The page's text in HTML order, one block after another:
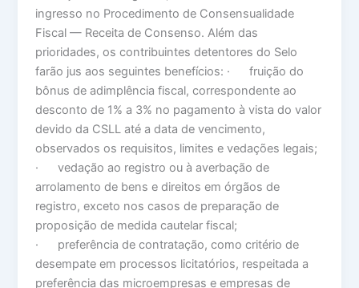
ingresso no Procedimento de Consensualidade
Fiscal — Receita de Consenso. Além das
prioridades, os contribuintes detentores do Selo
farão jus aos seguintes benefícios: · fruição do
bônus de adimplência fiscal, correspondente ao
desconto de 1% a 3% no pagamento à vista do valor
devido da CSLL até a data de vencimento,
observados os requisitos, limites e vedações legais;
· vedação ao registro ou à averbação de
arrolamento de bens e direitos em órgãos de
registro, exceto nos casos de preparação de
proposição de medida cautelar fiscal;
· preferência de contratação, como critério de
desempate em processos licitatórios, respeitada a
preferência das microempresas e empresas de